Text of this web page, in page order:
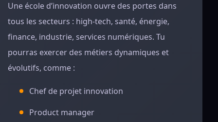
Une école d’innovation ouvre des portes dans
tous les secteurs : high-tech, santé, énergie,
finance, industrie, services numériques. Tu
pourras exercer des métiers dynamiques et
évolutifs, comme :
Chef de projet innovation
Product manager